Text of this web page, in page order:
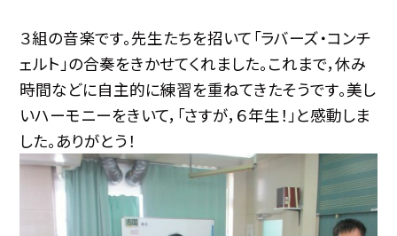
３組の音楽です。先生たちを招いて「ラバーズ・コンチ
ェルト」の合奏をきかせてくれました。これまで，休み
時間などに自主的に練習を重ねてきたそうです。美し
いハーモニーをきいて，「さすが，６年生！」と感動しま
した。ありがとう！